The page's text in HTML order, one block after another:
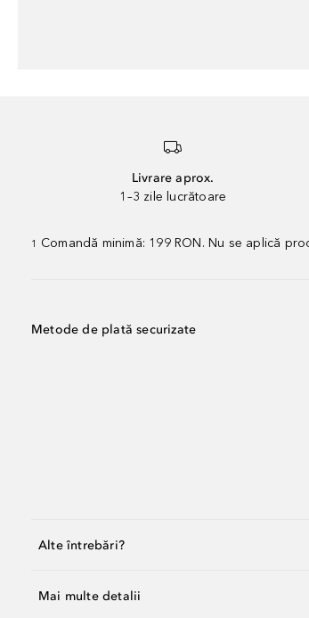
Livrare aprox.
1–3 zile lucrătoare
1 Comandă minimă: 199 RON. Nu se aplică
Metode de plată securizate
Alte întrebări?
Mai multe detalii